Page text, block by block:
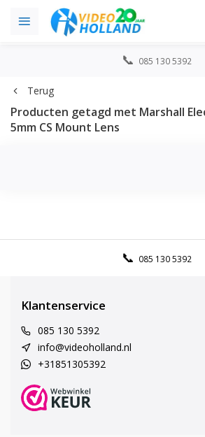
085 130 5392
Terug
Producten getagd met Marshall
5mm CS Mount Lens
085 130 5392
Klantenservice
085 130 5392
info@videoholland.nl
+31851305392